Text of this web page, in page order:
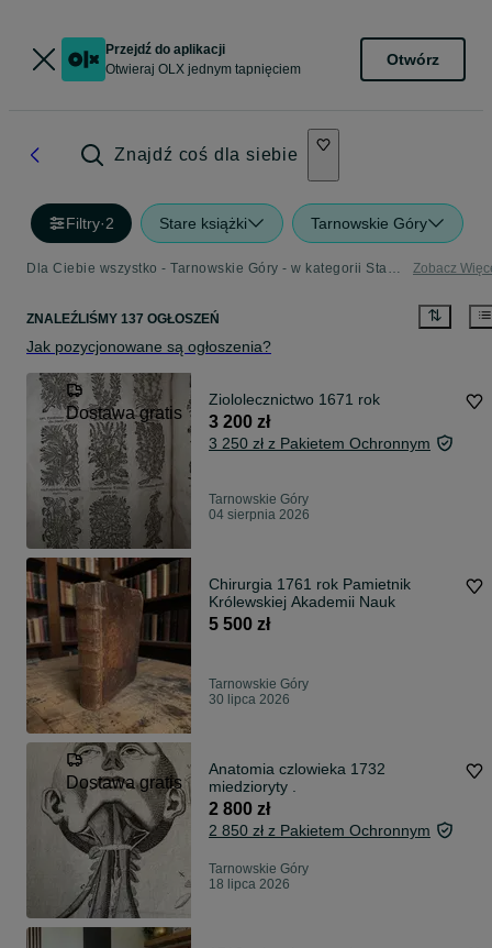
Przejdź do aplikacji
Otwieraj OLX jednym tapnięciem
Otwórz
Znajdź coś dla siebie
Filtry·2 Stare książki Tarnowskie Góry
Dla Ciebie wszystko - Tarnowskie Góry - w kategorii Stare książki Zobacz
ZNALEŹLIŚMY 137 OGŁOSZEŃ
Jak pozycjonowane są ogłoszenia?
Dostawa gratis
Ziololecznictwo 1671 rok
3 200 zł
3 250 zł z Pakietem Ochronnym
Tarnowskie Góry
04 sierpnia 2026
Chirurgia 1761 rok Pamietnik
Królewskiej Akademii Nauk
5 500 zł
Tarnowskie Góry
30 lipca 2026
Dostawa gratis
Anatomia czlowieka 1732
miedzioryty .
2 800 zł
2 850 zł z Pakietem Ochronnym
Tarnowskie Góry
18 lipca 2026